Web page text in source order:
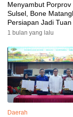
Menyambut Porprov
Sulsel, Bone
Persiapan Jadi
yang Berkesan:
Targetkan Venue
Akomodasi
1 bulan yang lalu
Daerah